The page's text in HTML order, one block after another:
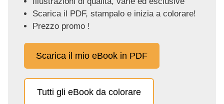
Scarica il PDF, stampalo e inizia a colorare!
Prezzo promo !
Scarica il mio eBook in PDF
Tutti gli eBook da colorare